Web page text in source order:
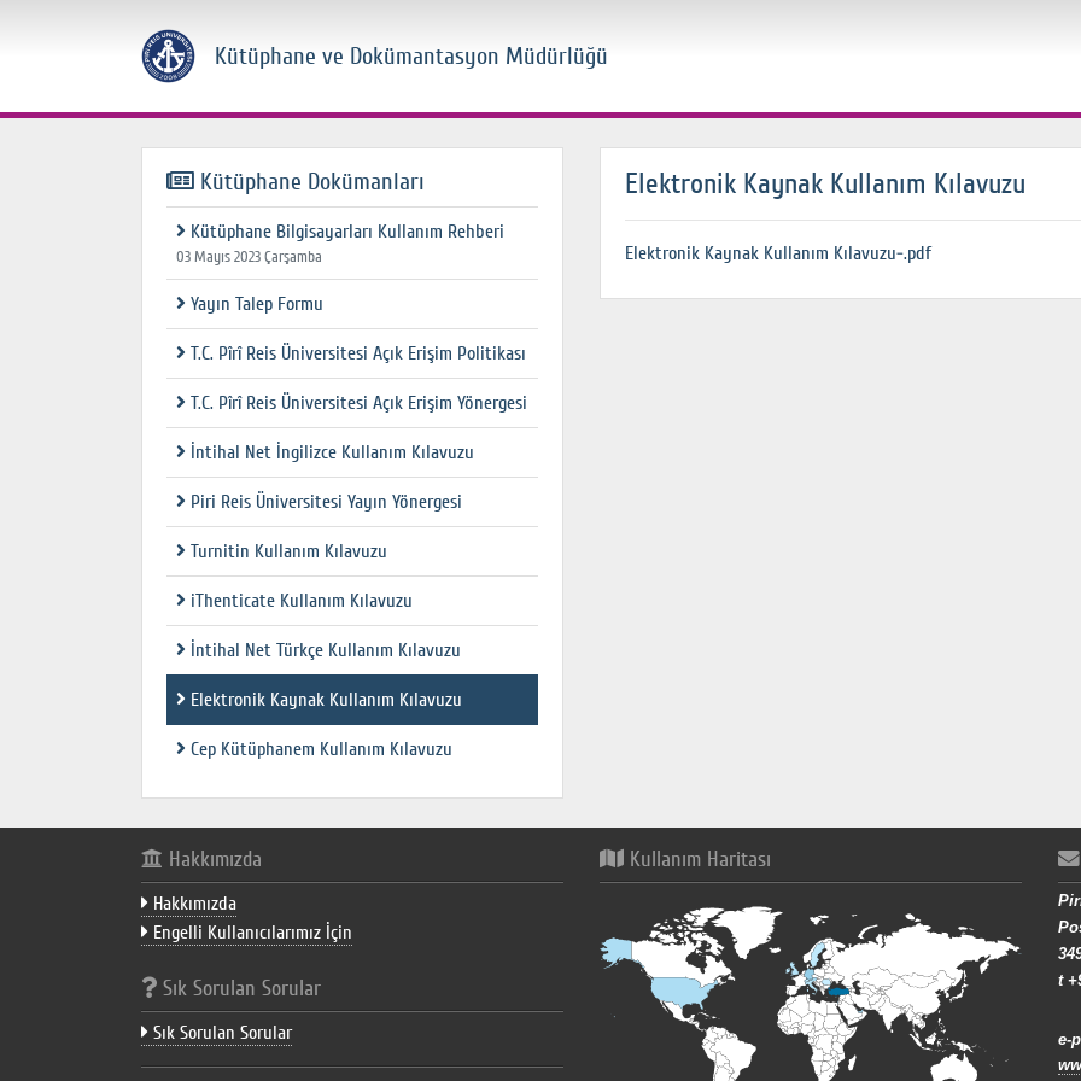
Kütüphane ve Dokümantasyon Müdürlüğü
Kütüphane Dokümanları
Kütüphane Bilgisayarları Kullanım Rehberi
03 Mayıs 2023 Çarşamba
Yayın Talep Formu
T.C. Pîrî Reis Üniversitesi Açık Erişim Politikası
T.C. Pîrî Reis Üniversitesi Açık Erişim Yönergesi
İntihal Net İngilizce Kullanım Kılavuzu
Piri Reis Üniversitesi Yayın Yönergesi
Turnitin Kullanım Kılavuzu
iThenticate Kullanım Kılavuzu
İntihal Net Türkçe Kullanım Kılavuzu
Elektronik Kaynak Kullanım Kılavuzu
Cep Kütüphanem Kullanım Kılavuzu
Elektronik Kaynak Kullanım Kılavuzu
Elektronik Kaynak Kullanım Kılavuzu-.pdf
Hakkımızda
Hakkımızda
Engelli Kullanıcılarımız İçin
Sık Sorulan Sorular
Sık Sorulan Sorular
Kullanım Haritası
t
e-